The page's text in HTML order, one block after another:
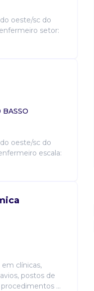
oeste/sc do
setor:
oeste/sc do
escala:
clínicas,
postos de
...